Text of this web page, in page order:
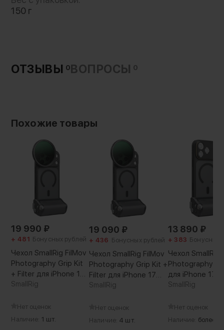
дополнительного усилия
150 г
ОТЗЫВЫ 0ВОПРОСЫ 0
Похожие товары
19 990 ₽
+ 481 Бонусных рублей
Чехол SmallRig FilMov
Photography Grip Kit
+ Filter для iPhone 17
Pro Max
SmallRig
Нет оценок
Наличие: 1 шт.
19 090 ₽
+ 436 Бонусных рублей
Чехол SmallRig FilMov
Photography Grip Kit +
Filter для iPhone 17
Pro
SmallRig
Нет оценок
Наличие: 4 шт.
13 890 ₽
+ 383 Бонусных
Чехол SmallRig
Photography
для iPhone 17
SmallRig
Нет оценок
Наличие: более 5